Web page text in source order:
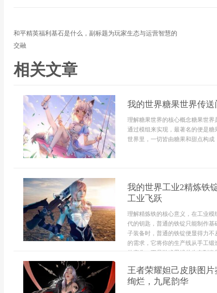
和平精英福利基石是什么，副标题为玩家生态与运营智慧的
交融
相关文章
我的世界糖果世界传
理解糖果世界的核心概念糖果世
通过模组来实现，最著名的便是
世界里，一切皆由糖果和甜点构成
我的世界工业2精炼铁
工业飞跃
理解精炼铁的核心意义，在工业
代的钥匙，普通的铁锭只能制作
子装备时，普通的铁锭便显得力
的需求，它将你的生产线从手工
的变化，更是游戏思维从生存到发
王者荣耀妲己皮肤图
绚烂，九尾韵华